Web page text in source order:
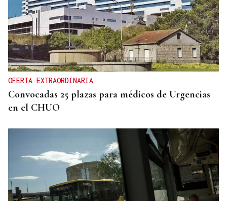
OFERTA EXTRAORDINARIA
Convocadas 25 plazas para médicos de Urgencias
en el CHUO